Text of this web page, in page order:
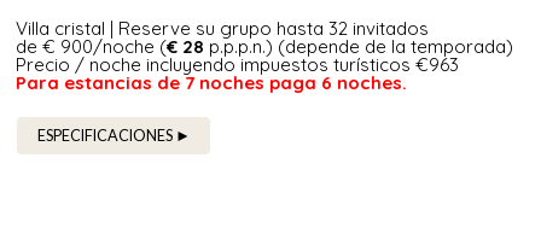
Villa cristal | Reserve su grupo hasta 32 invitados
de € 900/noche (€ 28 p.p.p.n.) (depende de la temporada)
Precio / noche incluyendo impuestos turísticos €963
Para estancias de 7 noches paga 6 noches.
ESPECIFICACIONES ►